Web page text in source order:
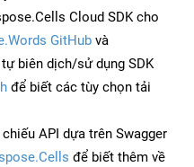
Cloud SDK cho
GitHub và
biên dịch/sử dụng SDK
để biết các tùy chọn tải
API dựa trên Swagger
để biết thêm về